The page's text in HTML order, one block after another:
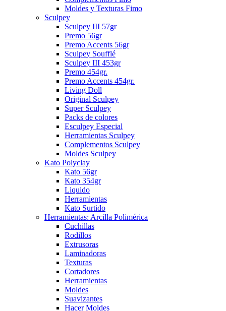
Moldes y Texturas Fimo
Sculpey
Sculpey III 57gr
Premo 56gr
Premo Accents 56gr
Sculpey Soufflé
Sculpey III 453gr
Premo 454gr.
Premo Accents 454gr.
Living Doll
Original Sculpey
Super Sculpey
Packs de colores
Esculpey Especial
Herramientas Sculpey
Complementos Sculpey
Moldes Sculpey
Kato Polyclay
Kato 56gr
Kato 354gr
Liquido
Herramientas
Kato Surtido
Herramientas: Arcilla Polimérica
Cuchillas
Rodillos
Extrusoras
Laminadoras
Texturas
Cortadores
Herramientas
Moldes
Suavizantes
Hacer Moldes